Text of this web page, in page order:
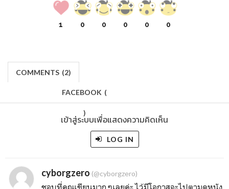
1 0 0 0 0 0
COMMENTS (2)
FACEBOOK (
)
เข้าสู่ระบบเพื่อแสดงความคิดเห็น
LOG IN
cyborgzero (@cyborgzero)
ชอบที่คุณเขียนมาก ๆเลยค่ะ ไว้มีโอกาสจะไปตามดูหนัง